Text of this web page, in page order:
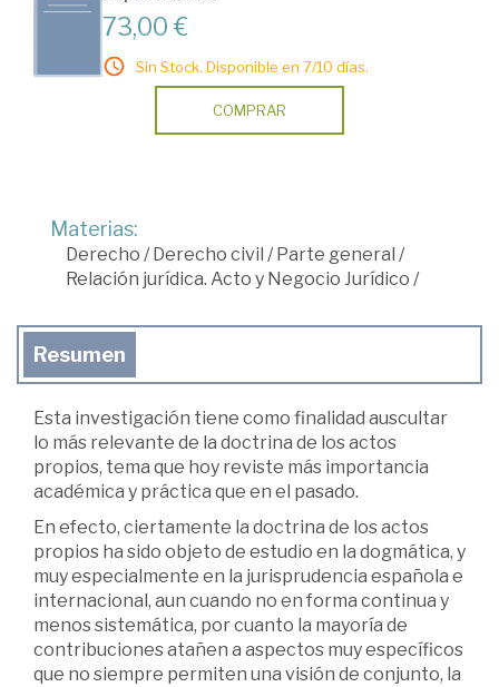
73,00 €
Sin Stock. Disponible en 7/10 días.
COMPRAR
Materias:
Derecho / Derecho civil / Parte general /
Relación jurídica. Acto y Negocio Jurídico /
Resumen
Esta investigación tiene como finalidad auscultar
lo más relevante de la doctrina de los actos
propios, tema que hoy reviste más importancia
académica y práctica que en el pasado.
En efecto, ciertamente la doctrina de los actos
propios ha sido objeto de estudio en la dogmática, y
muy especialmente en la jurisprudencia española e
internacional, aun cuando no en forma continua y
menos sistemática, por cuanto la mayoría de
contribuciones atañen a aspectos muy específicos
que no siempre permiten una visión de conjunto, la